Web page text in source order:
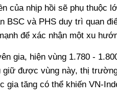
của nhịp hồi sẽ phụ thuộc
BSC và PHS duy trì quan
để xác nhận một xu
gia, hiện vùng 1.780 -
giữ được vùng này, thị
gia tăng có thể khiến VN-